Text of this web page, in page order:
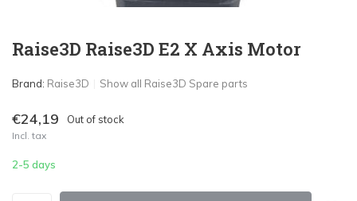
Raise3D Raise3D E2 X Axis Motor
Brand: Raise3D Show all Raise3D Spare parts
€24,19 Out of stock
Incl. tax
2-5 days